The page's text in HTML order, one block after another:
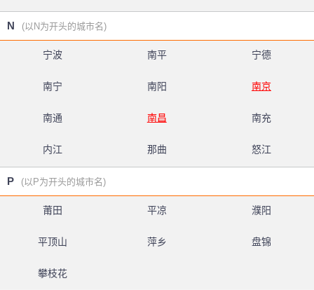
N (以N为开头的城市名)
宁波 南平 宁德
南宁 南阳 南京
南通 南昌 南充
内江 那曲 怒江
P (以P为开头的城市名)
莆田 平凉 濮阳
平顶山 萍乡 盘锦
攀枝花